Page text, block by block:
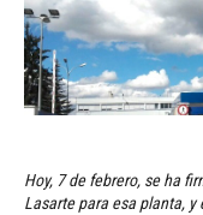
Hoy, 7 de febrero, se ha
Lasarte para esa planta,